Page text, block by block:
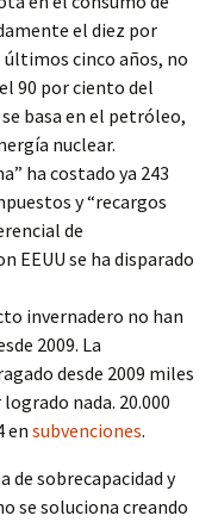
el diez por
últimos cinco años, no
90 por ciento del
basa en el petróleo,
nuclear.
ha costado ya 243
y “recargos
de
EEUU se ha disparado
invernadero no han
2009. La
desde 2009 miles
nada. 20.000
en subvenciones.
de sobrecapacidad y
se soluciona creando